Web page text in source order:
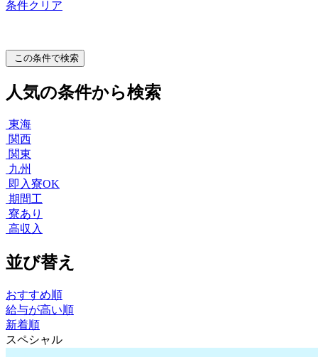
条件クリア
この条件で検索
人気の条件から検索
東海
関西
関東
九州
即入寮OK
期間工
寮あり
高収入
並び替え
おすすめ順
給与が高い順
新着順
スペシャル